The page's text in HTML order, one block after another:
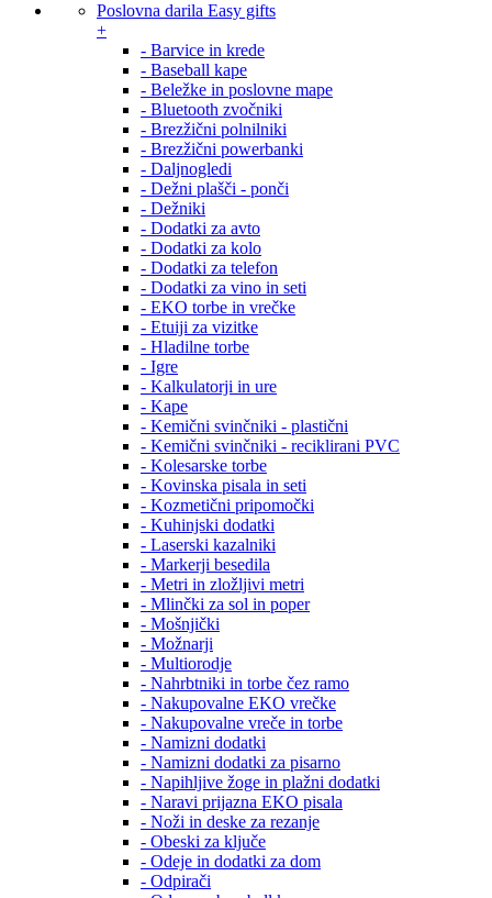
Poslovna darila Easy gifts
+
- Barvice in krede
- Baseball kape
- Beležke in poslovne mape
- Bluetooth zvočniki
- Brezžični polnilniki
- Brezžični powerbanki
- Daljnogledi
- Dežni plašči - ponči
- Dežniki
- Dodatki za avto
- Dodatki za kolo
- Dodatki za telefon
- Dodatki za vino in seti
- EKO torbe in vrečke
- Etuiji za vizitke
- Hladilne torbe
- Igre
- Kalkulatorji in ure
- Kape
- Kemični svinčniki - plastični
- Kemični svinčniki - reciklirani PVC
- Kolesarske torbe
- Kovinska pisala in seti
- Kozmetični pripomočki
- Kuhinjski dodatki
- Laserski kazalniki
- Markerji besedila
- Metri in zložljivi metri
- Mlinčki za sol in poper
- Mošnjički
- Možnarji
- Multiorodje
- Nahrbtniki in torbe čez ramo
- Nakupovalne EKO vrečke
- Nakupovalne vreče in torbe
- Namizni dodatki
- Namizni dodatki za pisarno
- Napihljive žoge in plažni dodatki
- Naravi prijazna EKO pisala
- Noži in deske za rezanje
- Obeski za ključe
- Odeje in dodatki za dom
- Odpirači